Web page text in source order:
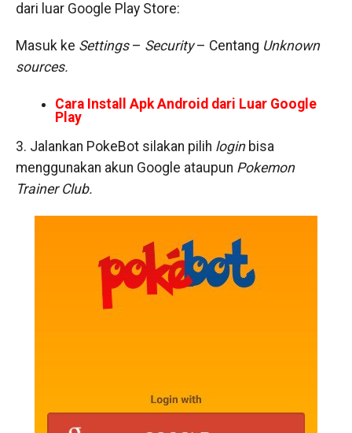
dari luar Google Play Store:
Masuk ke Settings– Security– Centang Unknown
sources.
Cara Install Apk Android dari Luar Google
Play
3. Jalankan PokeBot silakan pilih loginbisa
menggunakan akun Google ataupun Pokemon
Trainer Club.